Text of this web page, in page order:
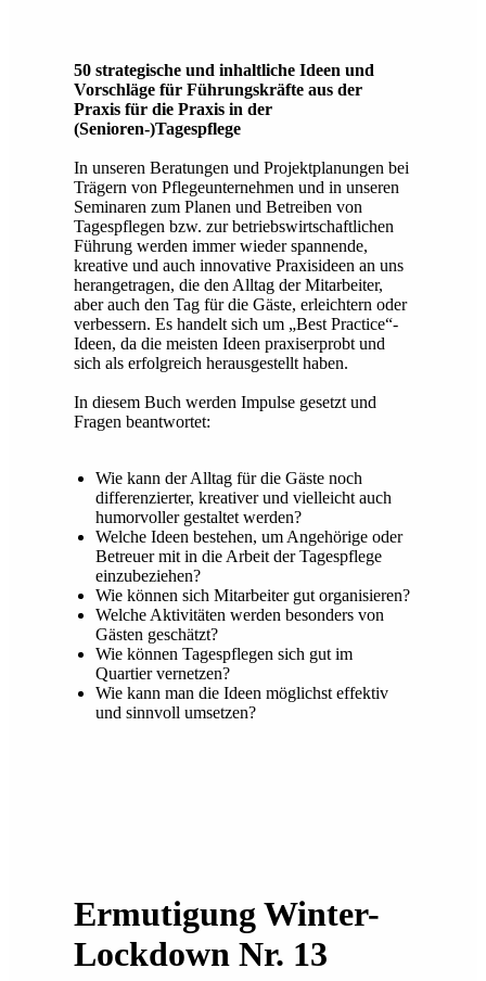
50 strategische und inhaltliche Ideen und
Vorschläge für Führungskräfte aus der
Praxis für die Praxis in der
(Senioren-)Tagespflege
In unseren Beratungen und Projektplanungen bei
Trägern von Pflegeunternehmen und in unseren
Seminaren zum Planen und Betreiben von
Tagespflegen bzw. zur betriebswirtschaftlichen
Führung werden immer wieder spannende,
kreative und auch innovative Praxisideen an uns
herangetragen, die den Alltag der Mitarbeiter,
aber auch den Tag für die Gäste, erleichtern oder
verbessern. Es handelt sich um „Best Practice“-
Ideen, da die meisten Ideen praxiserprobt und
sich als erfolgreich herausgestellt haben.
In diesem Buch werden Impulse gesetzt und
Fragen beantwortet:
Wie kann der Alltag für die Gäste noch
differenzierter, kreativer und vielleicht auch
humorvoller gestaltet werden?
Welche Ideen bestehen, um Angehörige oder
Betreuer mit in die Arbeit der Tagespflege
einzubeziehen?
Wie können sich Mitarbeiter gut organisieren?
Welche Aktivitäten werden besonders von
Gästen geschätzt?
Wie können Tagespflegen sich gut im
Quartier vernetzen?
Wie kann man die Ideen möglichst effektiv
und sinnvoll umsetzen?
Ermutigung Winter-
Lockdown Nr. 13